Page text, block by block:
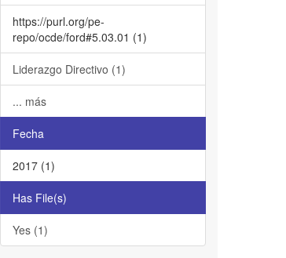
https://purl.org/pe-
repo/ocde/ford#5.03.01 (1)
Liderazgo Directivo (1)
... más
Fecha
2017 (1)
Has File(s)
Yes (1)